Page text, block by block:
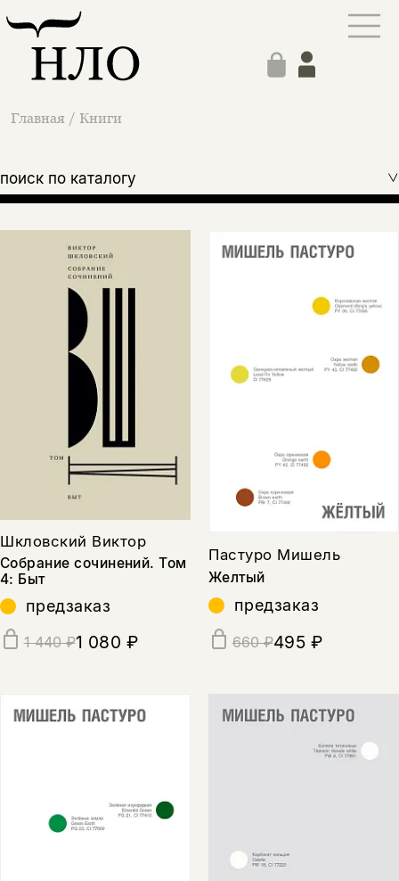
Главная / Книги
поиск по каталогу
Шкловский Виктор
Собрание сочинений. Том
4: Быт
предзаказ
1 440 ₽1 080 ₽
Пастуро Мишель
Желтый
предзаказ
660 ₽495 ₽